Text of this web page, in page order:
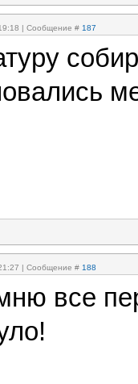
| Сообщение # 187
| Сообщение # 188
все